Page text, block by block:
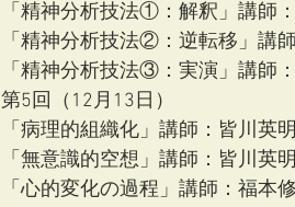
「精神分析技法①：解釈」講師
「精神分析技法②：逆転移」講
「精神分析技法③：実演」講師
第5回（12月13日）
「病理的組織化」講師：皆川英
「無意識的空想」講師：皆川英
「心的変化の過程」講師：福本